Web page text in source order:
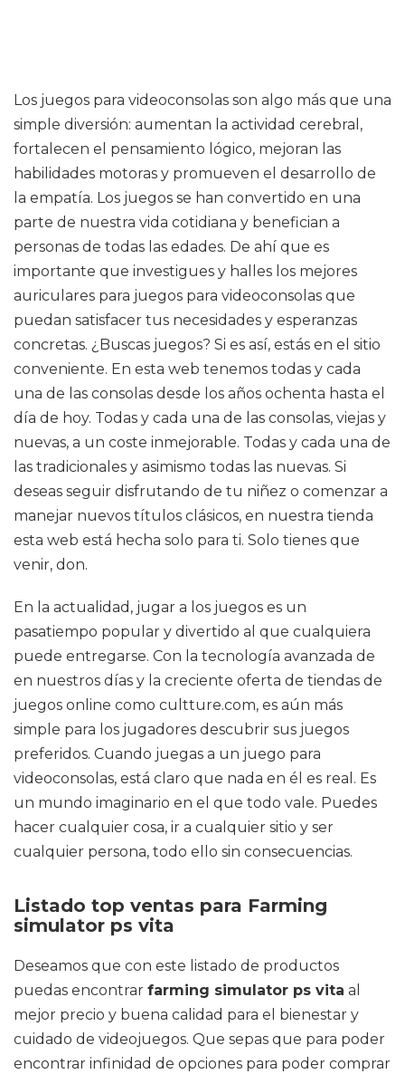
Los juegos para videoconsolas son algo más que una
simple diversión: aumentan la actividad cerebral,
fortalecen el pensamiento lógico, mejoran las
habilidades motoras y promueven el desarrollo de
la empatía. Los juegos se han convertido en una
parte de nuestra vida cotidiana y benefician a
personas de todas las edades. De ahí que es
importante que investigues y halles los mejores
auriculares para juegos para videoconsolas que
puedan satisfacer tus necesidades y esperanzas
concretas. ¿Buscas juegos? Si es así, estás en el sitio
conveniente. En esta web tenemos todas y cada
una de las consolas desde los años ochenta hasta el
día de hoy. Todas y cada una de las consolas, viejas y
nuevas, a un coste inmejorable. Todas y cada una de
las tradicionales y asimismo todas las nuevas. Si
deseas seguir disfrutando de tu niñez o comenzar a
manejar nuevos títulos clásicos, en nuestra tienda
esta web está hecha solo para ti. Solo tienes que
venir, don.
En la actualidad, jugar a los juegos es un
pasatiempo popular y divertido al que cualquiera
puede entregarse. Con la tecnología avanzada de
en nuestros días y la creciente oferta de tiendas de
juegos online como cultture.com, es aún más
simple para los jugadores descubrir sus juegos
preferidos. Cuando juegas a un juego para
videoconsolas, está claro que nada en él es real. Es
un mundo imaginario en el que todo vale. Puedes
hacer cualquier cosa, ir a cualquier sitio y ser
cualquier persona, todo ello sin consecuencias.
Listado top ventas para Farming
simulator ps vita
Deseamos que con este listado de productos
puedas encontrar farming simulator ps vita al
mejor precio y buena calidad para el bienestar y
cuidado de videojuegos. Que sepas que para poder
encontrar infinidad de opciones para poder comprar